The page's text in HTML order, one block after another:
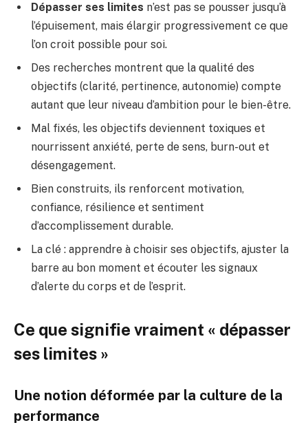
Dépasser ses limites n’est pas se pousser jusqu’à
l’épuisement, mais élargir progressivement ce que
l’on croit possible pour soi.
Des recherches montrent que la qualité des
objectifs (clarité, pertinence, autonomie) compte
autant que leur niveau d’ambition pour le bien-être.
Mal fixés, les objectifs deviennent toxiques et
nourrissent anxiété, perte de sens, burn-out et
désengagement.
Bien construits, ils renforcent motivation,
confiance, résilience et sentiment
d’accomplissement durable.
La clé : apprendre à choisir ses objectifs, ajuster la
barre au bon moment et écouter les signaux
d’alerte du corps et de l’esprit.
Ce que signifie vraiment « dépasser
ses limites »
Une notion déformée par la culture de la
performance